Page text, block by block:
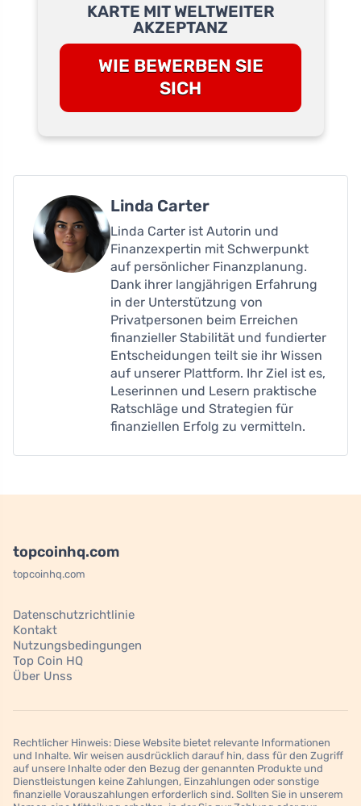
KARTE MIT WELTWEITER
AKZEPTANZ
WIE BEWERBEN SIE
SICH
Linda Carter
Linda Carter ist Autorin und
Finanzexpertin mit Schwerpunkt
auf persönlicher Finanzplanung.
Dank ihrer langjährigen Erfahrung
in der Unterstützung von
Privatpersonen beim Erreichen
finanzieller Stabilität und fundierter
Entscheidungen teilt sie ihr Wissen
auf unserer Plattform. Ihr Ziel ist es,
Leserinnen und Lesern praktische
Ratschläge und Strategien für
finanziellen Erfolg zu vermitteln.
topcoinhq.com
topcoinhq.com
Datenschutzrichtlinie
Kontakt
Nutzungsbedingungen
Top Coin HQ
Über Unss
Rechtlicher Hinweis: Diese Website bietet relevante Informationen
und Inhalte. Wir weisen ausdrücklich darauf hin, dass für den Zugriff
auf unsere Inhalte oder den Bezug der genannten Produkte und
Dienstleistungen keine Zahlungen, Einzahlungen oder sonstige
finanzielle Vorauszahlungen erforderlich sind. Sollten Sie in unserem